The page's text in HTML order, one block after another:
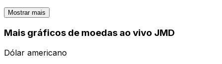
Mostrar mais
Mais gráficos de moedas ao vivo JMD
Dólar americano